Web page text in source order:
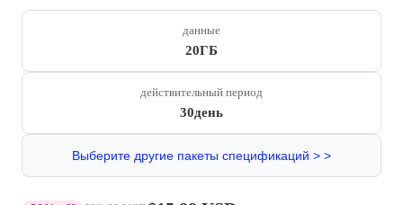
данные
20ГБ
действительный период
30день
Выберите другие пакеты спецификаций > >